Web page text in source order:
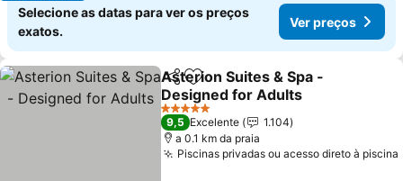
Selecione as datas para ver os preços
exatos.
Ver preços
PartilharAdicionar aos favoritos
Asterion Suites & Spa -
Designed for Adults
5 Estrelas
9,5 Excelente
1.104
a 0.1 km da praia
Piscinas privadas ou acesso direto à piscina